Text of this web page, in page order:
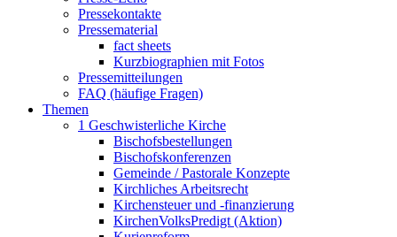
Pressekontakte
Pressematerial
fact sheets
Kurzbiographien mit Fotos
Pressemitteilungen
FAQ (häufige Fragen)
Themen
1 Geschwisterliche Kirche
Bischofsbestellungen
Bischofskonferenzen
Gemeinde / Pastorale Konzepte
Kirchliches Arbeitsrecht
Kirchensteuer und -finanzierung
KirchenVolksPredigt (Aktion)